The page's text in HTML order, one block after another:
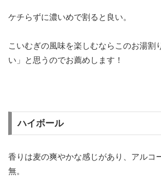
ケチらずに濃いめで割ると良い。
こいむぎの風味を楽しむならこのお湯割
い」と思うのでお薦めします！
ハイボール
香りは麦の爽やかな感じがあり、アルコ
無。